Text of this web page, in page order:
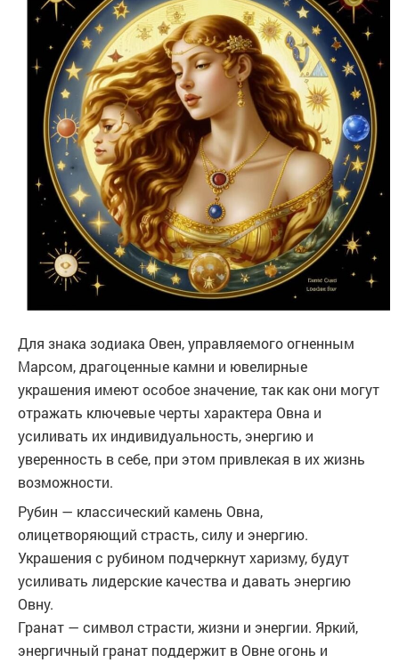
Для знака зодиака Овен, управляемого огненным
Марсом, драгоценные камни и ювелирные
украшения имеют особое значение, так как они могут
отражать ключевые черты характера Овна и
усиливать их индивидуальность, энергию и
уверенность в себе, при этом привлекая в их жизнь
возможности.
Рубин — классический камень Овна,
олицетворяющий страсть, силу и энергию.
Украшения с рубином подчеркнут харизму, будут
усиливать лидерские качества и давать энергию
Овну.
Гранат — символ страсти, жизни и энергии. Яркий,
энергичный гранат поддержит в Овне огонь и